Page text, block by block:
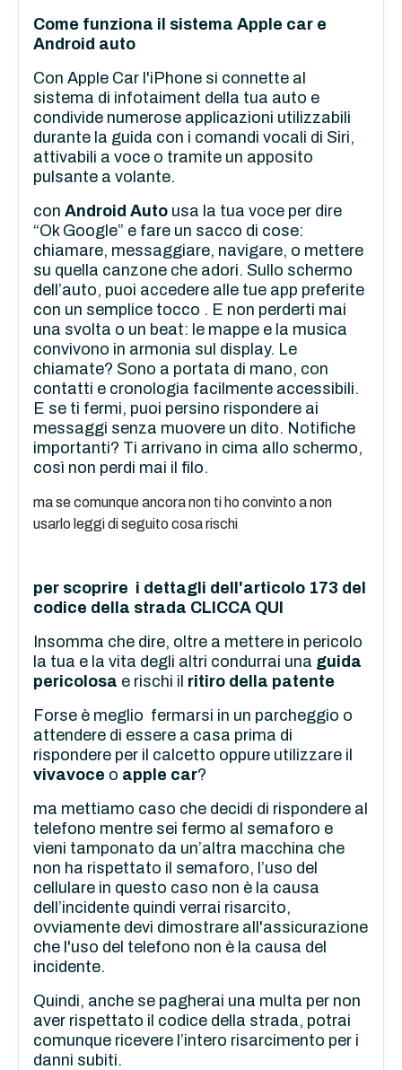
Come funziona il sistema Apple car e
Android auto
Con Apple Car l'iPhone si connette al
sistema di infotaiment della tua auto e
condivide numerose applicazioni utilizzabili
durante la guida con i comandi vocali di Siri,
attivabili a voce o tramite un apposito
pulsante a volante.
con Android Auto usa la tua voce per dire
“Ok Google” e fare un sacco di cose:
chiamare, messaggiare, navigare, o mettere
su quella canzone che adori. Sullo schermo
dell’auto, puoi accedere alle tue app preferite
con un semplice tocco . E non perderti mai
una svolta o un beat: le mappe e la musica
convivono in armonia sul display. Le
chiamate? Sono a portata di mano, con
contatti e cronologia facilmente accessibili.
E se ti fermi, puoi persino rispondere ai
messaggi senza muovere un dito. Notifiche
importanti? Ti arrivano in cima allo schermo,
così non perdi mai il filo.
ma se comunque ancora non ti ho convinto a non
usarlo leggi di seguito cosa rischi
per scoprire i dettagli dell'articolo 173 del
codice della strada CLICCA QUI
Insomma che dire, oltre a mettere in pericolo
la tua e la vita degli altri condurrai una guida
pericolosa e rischi il ritiro della patente
Forse è meglio fermarsi in un parcheggio o
attendere di essere a casa prima di
rispondere per il calcetto oppure utilizzare il
vivavoce o apple car?
ma mettiamo caso che decidi di rispondere al
telefono mentre sei fermo al semaforo e
vieni tamponato da un’altra macchina che
non ha rispettato il semaforo, l’uso del
cellulare in questo caso non è la causa
dell’incidente quindi verrai risarcito,
ovviamente devi dimostrare all'assicurazione
che l'uso del telefono non è la causa del
incidente.
Quindi, anche se pagherai una multa per non
aver rispettato il codice della strada, potrai
comunque ricevere l’intero risarcimento per i
danni subiti.